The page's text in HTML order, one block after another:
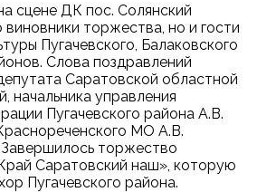
сцене ДК пос. Солянский
виновники торжества, но и гости
Пугачевского, Балаковского
Слова поздравлений
Саратовской областной
начальника управления
Пугачевского района А.В.
МО А.В.
Завершилось торжество
Саратовский наш», которую
Пугачевского района.